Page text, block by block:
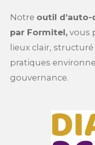
Notre outil d’auto-
par Formitel, vous
lieux clair,
pratiques
gouvernance.